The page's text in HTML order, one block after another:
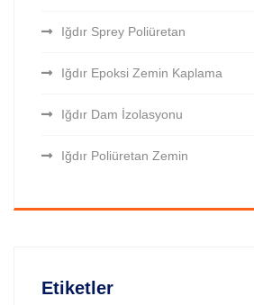
Iğdır Sprey Poliüretan
Iğdır Epoksi Zemin Kaplama
Iğdır Dam İzolasyonu
Iğdır Poliüretan Zemin
Etiketler